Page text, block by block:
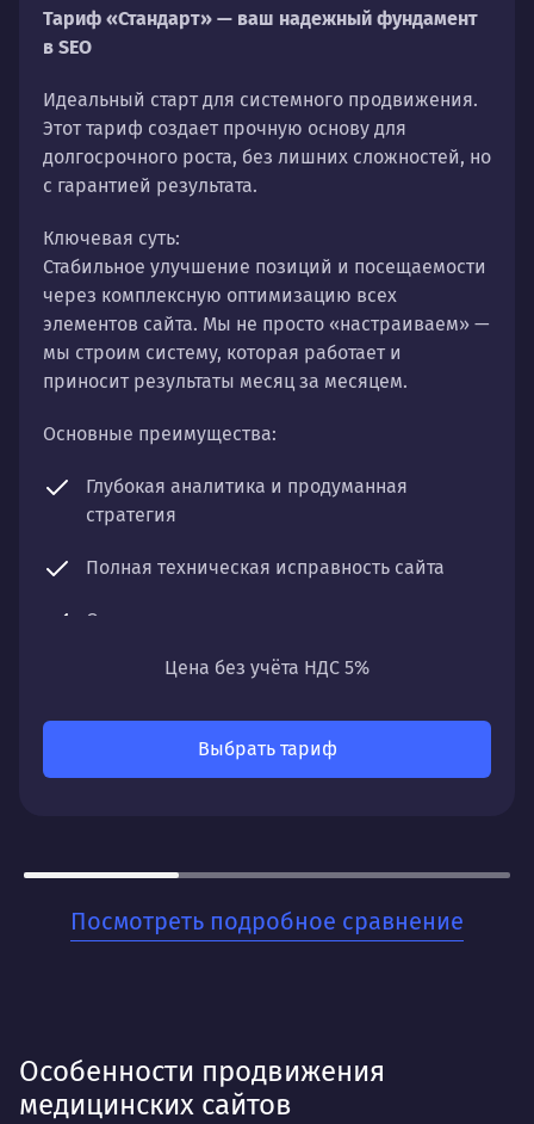
Тариф «Стандарт» — ваш надежный фундамент
в SEO
Идеальный старт для системного продвижения.
Этот тариф создает прочную основу для
долгосрочного роста, без лишних сложностей, но
с гарантией результата.
Ключевая суть:
Стабильное улучшение позиций и посещаемости
через комплексную оптимизацию всех
элементов сайта. Мы не просто «настраиваем» —
мы строим систему, которая работает и
приносит результаты месяц за месяцем.
Основные преимущества:
Глубокая аналитика и продуманная
стратегия
Полная техническая исправность сайта
Оптимизация контента и структуры
Регулярный мониторинг и чистка профиля
Что получите:
Постепенный, но уверенный рост органического
трафика, улучшение позиций по ключевым
Для бизнесов, которые ценят стабильность и
Цена без учёта НДС 5%
Выбрать тариф
Посмотреть подробное сравнение
Особенности продвижения
медицинских сайтов